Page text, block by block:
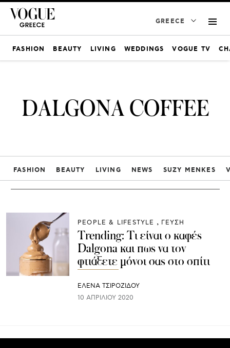
GREECE
FASHION BEAUTY LIVING WEDDINGS VOGUE TV
DALGONA COFFEE
FASHION BEAUTY LIVING NEWS SUZY MENKES
PEOPLE & LIFESTYLE ΓΕΥΣΗ
Trending: Τι είναι ο καφές
Dalgona και πως να τον
φτιάξετε μόνοι σας στο σπίτι
ΈΛΕΝΑ ΤΣΙΡΟΖΊΔΟΥ
10 ΑΠΡΙΛΊΟΥ 2020